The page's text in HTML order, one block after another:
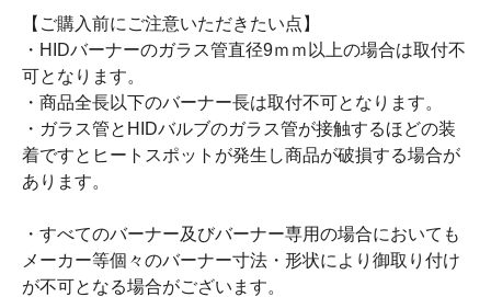
【ご購入前にご注意いただきたい点】
・HIDバーナーのガラス管直径9ｍｍ以上の場合は取付不
可となります。
・商品全長以下のバーナー長は取付不可となります。
・ガラス管とHIDバルブのガラス管が接触するほどの装
着ですとヒートスポットが発生し商品が破損する場合が
あります。
・すべてのバーナー及びバーナー専用の場合においても
メーカー等個々のバーナー寸法・形状により御取り付け
が不可となる場合がございます。